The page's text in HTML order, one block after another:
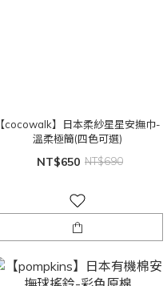
【cocowalk】日本柔紗星星安撫巾-
溫柔極簡(四色可選)
NT$650 NT$690